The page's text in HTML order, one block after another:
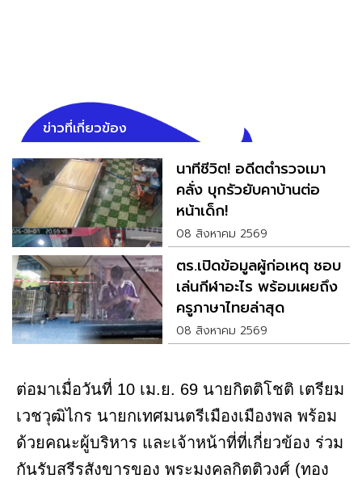
ข่าวที่เกี่ยวข้อง
นาทีชีวิต! อดีตตำรวจเมา
คลั่ง บุกรัวยับคาบ้านต่อ
หน้าเด็ก!
08 สิงหาคม 2569
ตร.เปิดข้อมูลผู้ก่อเหตุ ชอบ
เล่นกีฬาอะไร พร้อมเผยถึง
ครูภาษาไทยล่าสุด
08 สิงหาคม 2569
ต่อมาเมื่อวันที่ 10 เม.ย. 69 นายกิตติโชติ เตรียม
เวชวุฒิไกร นายกเทศมนตรีเมืองเมืองพล พร้อม
ด้วยคณะผู้บริหาร และเจ้าหน้าที่ที่เกี่ยวข้อง ร่วม
กันรับสรีรสังขารของ พระมงคลกิตติวงศ์ (ทอง